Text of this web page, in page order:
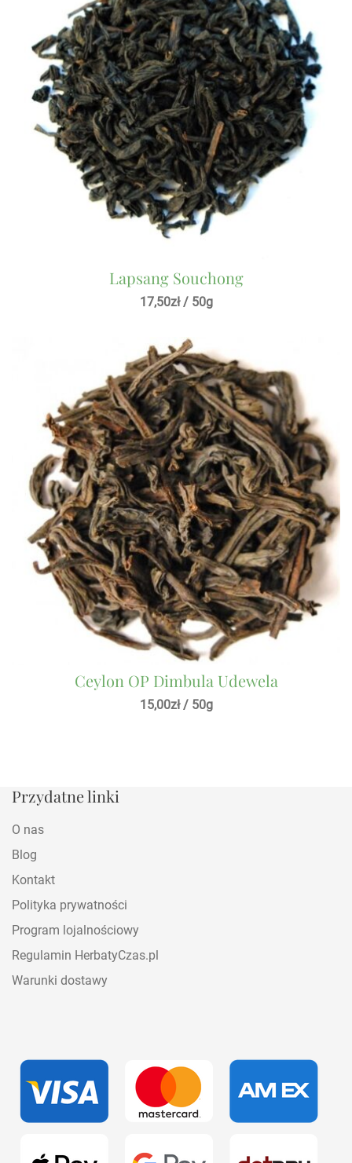
Lapsang Souchong
17,50zł/ 50g
Ceylon OP Dimbula Udewela
15,00zł/ 50g
Przydatne linki
O nas
Blog
Kontakt
Polityka prywatności
Program lojalnościowy
Regulamin HerbatyCzas.pl
Warunki dostawy